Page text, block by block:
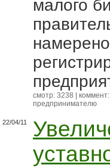
малого
смотр: 3238 |
предпринимателю
22/04/11